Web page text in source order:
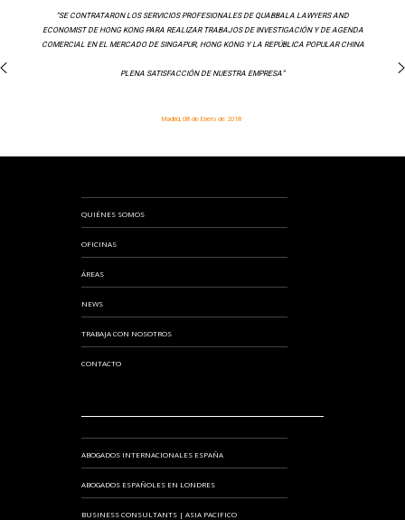
“SE CONTRATARON LOS SERVICIOS PROFESIONALES DE QUABBALA LAWYERS AND
ECONOMIST DE HONG KONG PARA REALIZAR TRABAJOS DE INVESTIGACIÓN Y DE AGENDA
COMERCIAL EN EL MERCADO DE SINGAPUR, HONG KONG Y LA REPÚBLICA POPULAR CHINA
PLENA SATISFACCIÓN DE NUESTRA EMPRESA”
Madrid, 08 de Enero de 2018
QUIÉNES SOMOS
OFICINAS
ÁREAS
NEWS
TRABAJA CON NOSOTROS
CONTACTO
ABOGADOS INTERNACIONALES ESPAÑA
ABOGADOS ESPAÑOLES EN LONDRES
BUSINESS CONSULTANTS | ASIA PACIFICO